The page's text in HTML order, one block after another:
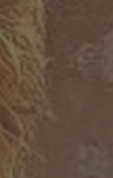
El Ministerio de Justicia
vende ‘propaganda...
POR RAMÓN J.
OPINIÓN
Interinos: Europa
mueve pieza, los
jueces...
POR RAMÓN J.
OPINIÓN
Interinos: el error del
Supremo que...
POR RAMÓN J.